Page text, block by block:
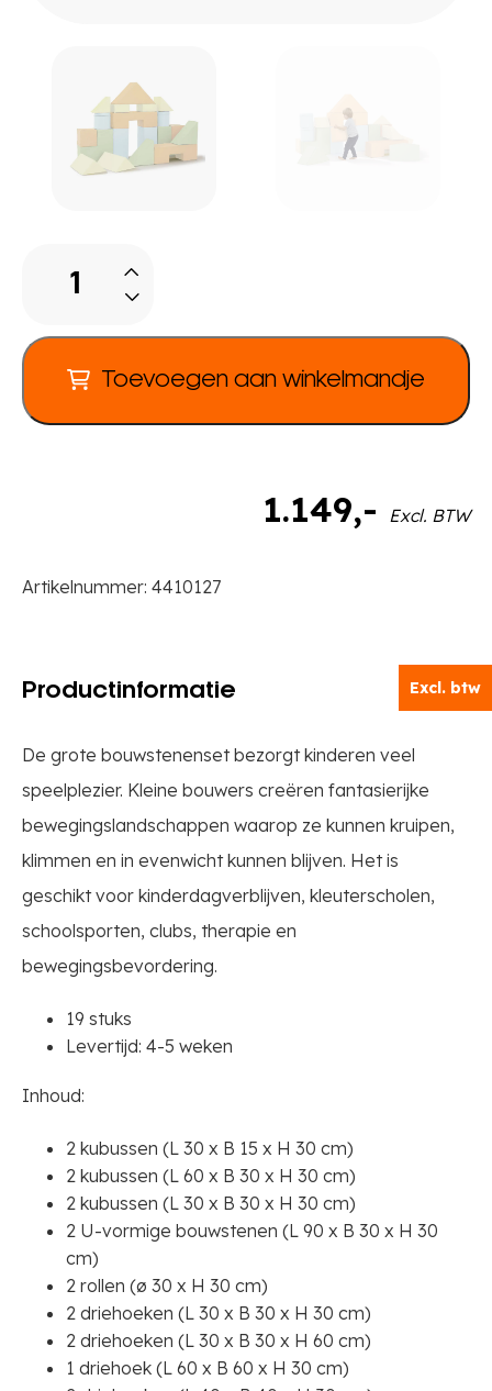
Excl. btw
bouwstenen
Toevoegen aan winkelmandje
Artikelnummer: 4410127
1.149,- Excl. BTW
Productinformatie
De grote bouwstenenset bezorgt kinderen veel
speelplezier. Kleine bouwers creëren fantasierijke
bewegingslandschappen waarop ze kunnen kruipen,
klimmen en in evenwicht kunnen blijven. Het is
geschikt voor kinderdagverblijven, kleuterscholen,
schoolsporten, clubs, therapie en
bewegingsbevordering.
19 stuks
Levertijd: 4-5 weken
Inhoud:
2 kubussen (L 30 x B 15 x H 30 cm)
2 kubussen (L 60 x B 30 x H 30 cm)
2 kubussen (L 30 x B 30 x H 30 cm)
2 U-vormige bouwstenen (L 90 x B 30 x H 30
cm)
2 rollen (ø 30 x H 30 cm)
2 driehoeken (L 30 x B 30 x H 30 cm)
2 driehoeken (L 30 x B 30 x H 60 cm)
1 driehoek (L 60 x B 60 x H 30 cm)